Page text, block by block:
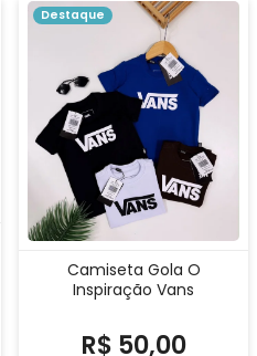
Destaque
Camiseta Gola O
Inspiração Vans
R$ 50,00